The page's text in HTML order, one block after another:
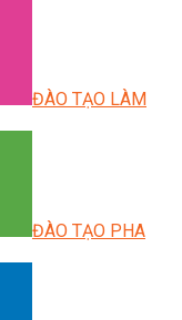
ĐÀO TẠO LÀM
ĐÀO TẠO PHA